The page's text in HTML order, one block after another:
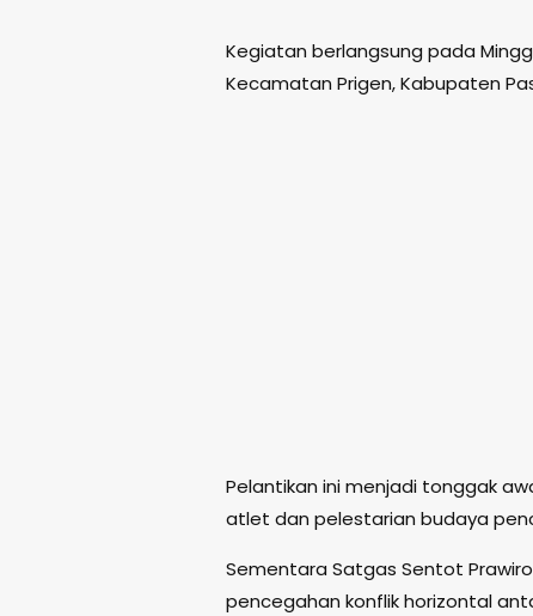
Kegiatan berlangsung pada
Kecamatan Prigen, Kabupaten
Pelantikan ini menjadi tonggak
atlet dan pelestarian budaya
Sementara Satgas Sentot
pencegahan konflik horizontal